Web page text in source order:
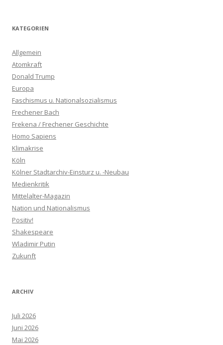
KATEGORIEN
Allgemein
Atomkraft
Donald Trump
Europa
Faschismus u. Nationalsozialismus
Frechener Bach
Frekena / Frechener Geschichte
Homo Sapiens
Klimakrise
Köln
Kölner Stadtarchiv-Einsturz u. -Neubau
Medienkritik
Mittelalter-Magazin
Nation und Nationalismus
Positiv!
Shakespeare
Wladimir Putin
Zukunft
ARCHIV
Juli 2026
Juni 2026
Mai 2026